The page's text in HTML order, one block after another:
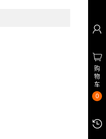
购
物
车
0